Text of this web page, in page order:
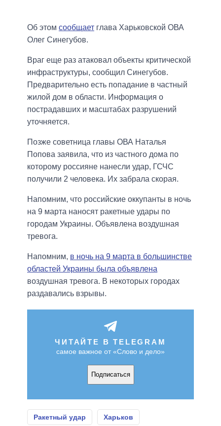
Об этом сообщает глава Харьковской ОВА
Олег Синегубов.
Враг еще раз атаковал объекты критической
инфраструктуры, сообщил Синегубов.
Предварительно есть попадание в частный
жилой дом в области. Информация о
пострадавших и масштабах разрушений
уточняется.
Позже советница главы ОВА Наталья
Попова заявила, что из частного дома по
которому россияне нанесли удар, ГСЧС
получили 2 человека. Их забрала скорая.
Напомним, что российские оккупанты в ночь
на 9 марта наносят ракетные удары по
городам Украины. Объявлена воздушная
тревога.
Напомним, в ночь на 9 марта в большинстве
областей Украины была объявлена
воздушная тревога. В некоторых городах
раздавались взрывы.
ЧИТАЙТЕ В TELEGRAM
самое важное от «Слово и дело»
Подписаться
Ракетный удар Харьков